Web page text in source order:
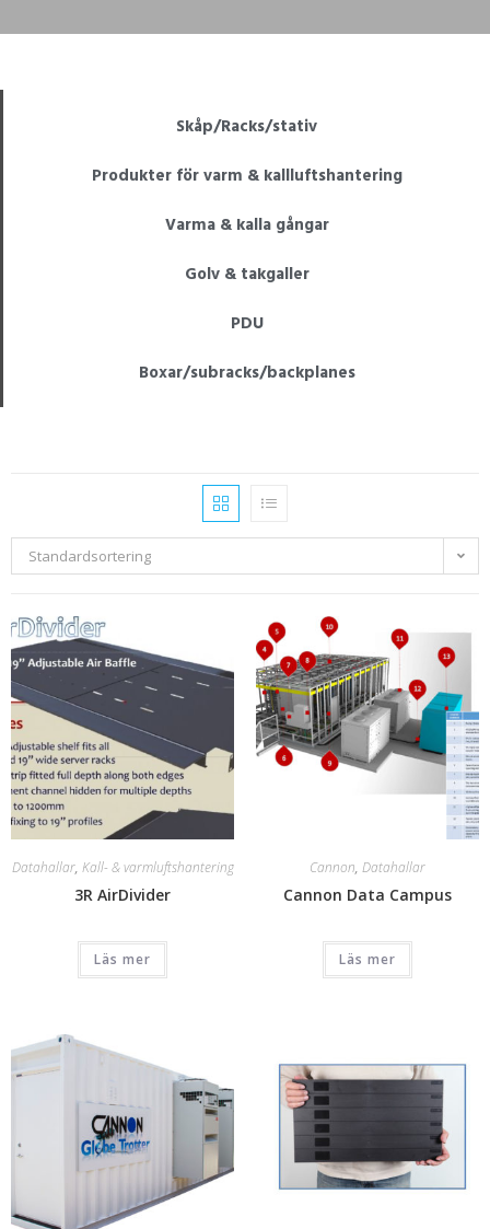
Skåp/Racks/stativ
Produkter för varm & kallluftshantering
Varma & kalla gångar
Golv & takgaller
PDU
Boxar/subracks/backplanes
Standardsortering
Datahallar, Kall- & varmluftshantering
3R AirDivider
Läs mer
Cannon, Datahallar
Cannon Data Campus
Läs mer